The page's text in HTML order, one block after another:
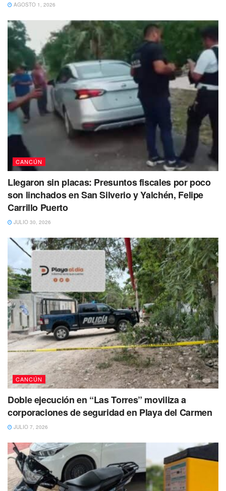
AGOSTO 1, 2026
CANCÚN
Llegaron sin placas: Presuntos fiscales por poco
son linchados en San Silverio y Yalchén, Felipe
Carrillo Puerto
JULIO 30, 2026
CANCÚN
Doble ejecución en “Las Torres” moviliza a
corporaciones de seguridad en Playa del Carmen
JULIO 7, 2026